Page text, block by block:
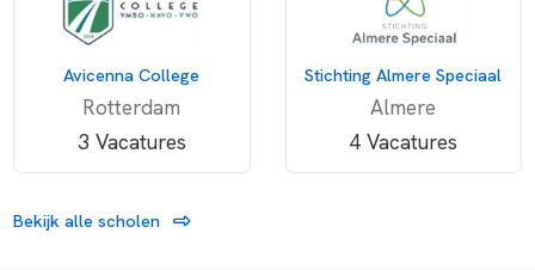
Avicenna College
Rotterdam
3 Vacatures
Stichting Almere Speciaal
Almere
4 Vacatures
Bekijk alle scholen